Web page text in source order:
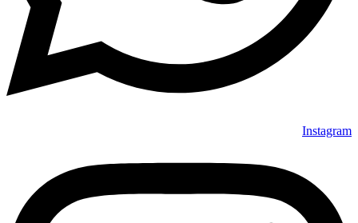
Instagram